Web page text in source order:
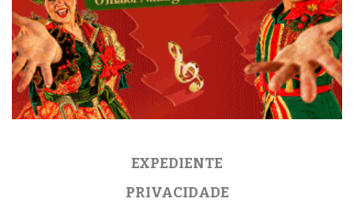
EXPEDIENTE
PRIVACIDADE